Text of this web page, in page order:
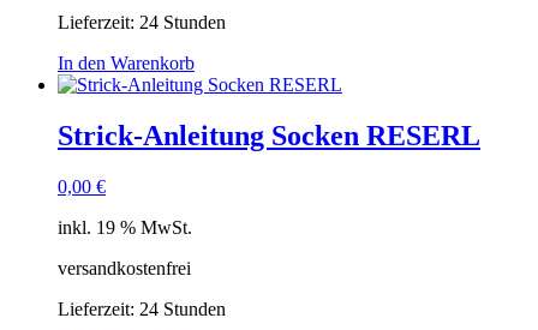
Lieferzeit: 24 Stunden
In den Warenkorb
Strick-Anleitung Socken RESERL
0,00 €
inkl. 19 % MwSt.
versandkostenfrei
Lieferzeit: 24 Stunden